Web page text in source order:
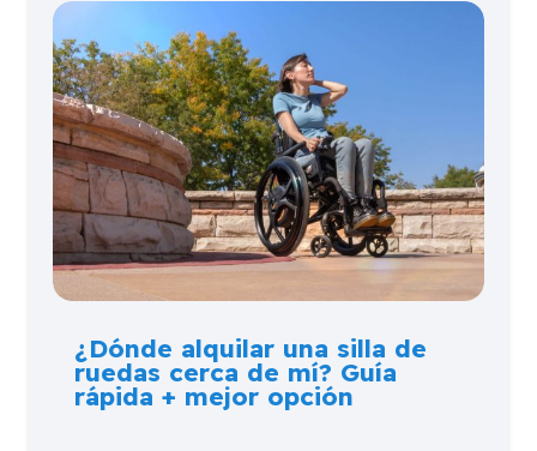
¿Dónde alquilar una silla de
ruedas cerca de mí? Guía
rápida + mejor opción